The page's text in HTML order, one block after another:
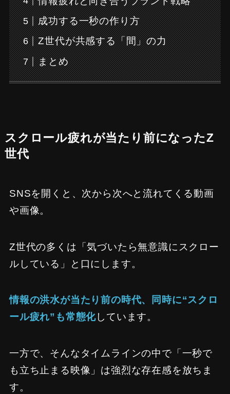
成功する一秒の作り方
Z世代が共感する「間」の力
まとめ
スクロール疲れが当たり前になったZ
世代
SNSを開くと、次から次へと流れてくる動画
や画像。
Z世代の多くは「気づいたら無意識にスクロー
ルしている」と口にします。
情報の洪水が当たり前の時代、同時に“スクロ
ール疲れ”も常態化しています。
一方で、そんなタイムラインの中で「一秒で
も立ち止まる映像」は強烈な存在感を放ちま
す。